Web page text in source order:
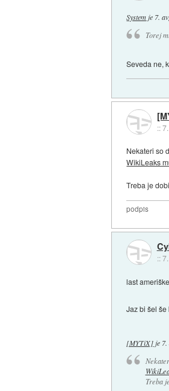
System je 7.
Torej
Seveda ne,
::
Nekateri so
WikiLeaks
Treba je
podpis
::
last
Jaz bi šel
[MYTiX] je
Treba